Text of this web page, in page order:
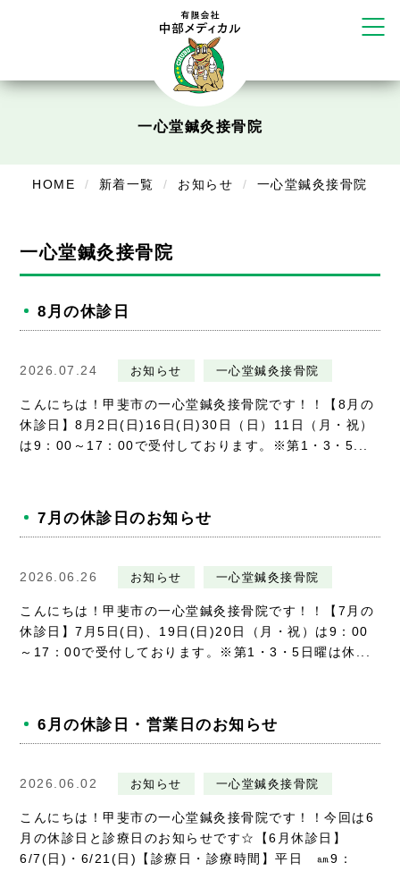
Cure
美容
お知らせ
症例別施術
採用情報
一心堂鍼灸接骨院
HOME 新着一覧 お知らせ 一心堂鍼灸接骨院
一心堂鍼灸接骨院
8月の休診日
2026.07.24 お知らせ 一心堂鍼灸接骨院
こんにちは！甲斐市の一心堂鍼灸接骨院です！！【8月の
休診日】8月2日(日)16日(日)30日（日）11日（月・祝）
は9：00～17：00で受付しております。※第1・3・5...
7月の休診日のお知らせ
2026.06.26 お知らせ 一心堂鍼灸接骨院
こんにちは！甲斐市の一心堂鍼灸接骨院です！！【7月の
休診日】7月5日(日)、19日(日)20日（月・祝）は9：00
～17：00で受付しております。※第1・3・5日曜は休...
6月の休診日・営業日のお知らせ
2026.06.02 お知らせ 一心堂鍼灸接骨院
こんにちは！甲斐市の一心堂鍼灸接骨院です！！今回は6
月の休診日と診療日のお知らせです☆【6月休診日】
6/7(日)・6/21(日)【診療日・診療時間】平日 ㏂9：